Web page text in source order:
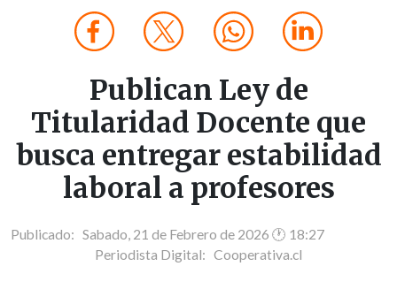
Publican Ley de
Titularidad Docente que
busca entregar estabilidad
laboral a profesores
Publicado: Sabado, 21 de Febrero de 2026 🕐 18:27
Periodista Digital: Cooperativa.cl